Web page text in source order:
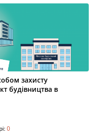
захисту
будівництва в
0